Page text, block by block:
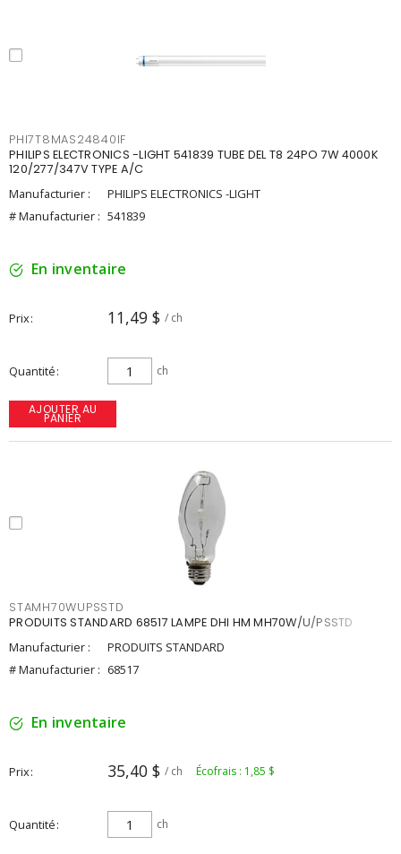
PHI7T8MAS24840IF
PHILIPS ELECTRONICS -LIGHT 541839 TUBE DEL T8 24PO 7W 4000K
120/277/347V TYPE A/C
Manufacturier :
PHILIPS ELECTRONICS -LIGHT
# Manufacturier : 541839
En inventaire
Prix 11,49 $ / ch
Quantité ch
AJOUTER AU
PANIER
STAMH70WUPSSTD
PRODUITS STANDARD 68517 LAMPE DHI HM MH70W/U/PSSTD
Manufacturier :
PRODUITS STANDARD
# Manufacturier : 68517
En inventaire
Prix 35,40 $ / ch Écofrais : 1,85 $
Quantité ch